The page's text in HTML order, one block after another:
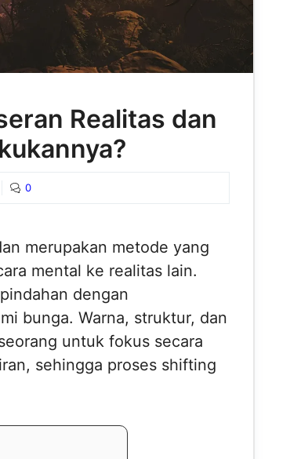
Realitas dan
0
merupakan metode yang
mental ke realitas lain.
dengan
bunga. Warna, struktur, dan
untuk fokus secara
sehingga proses shifting